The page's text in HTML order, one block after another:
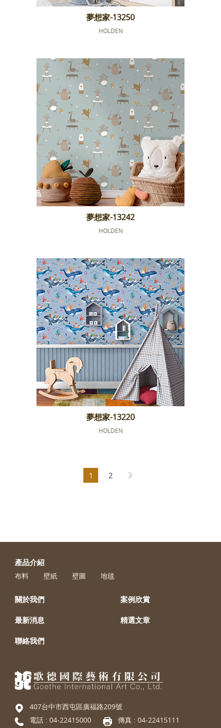
夢想家-13250
HOLDEN
夢想家-13242
HOLDEN
夢想家-13220
HOLDEN
1 2
產品介紹
布料 壁紙 壁圖 地毯
關於我們 案例欣賞
最新消息 精選文章
聯絡我們
407台中市西屯區廣福路209號
電話 : 04-22415000 傳真 : 04-22415111